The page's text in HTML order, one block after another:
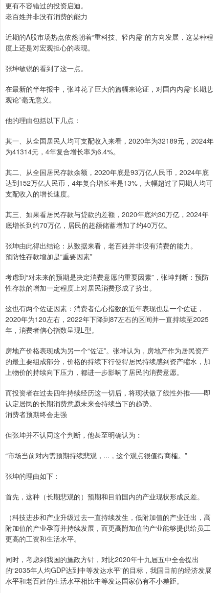
更有不容错过的投资启迪。
老百姓并非没有消费的能力
近期的A股市场热点依然朝着“重科技、轻内需”的方向发展，这某种程
度上还是对宏观担心的表现。
张坤敏锐的看到了这一点。
在最新的半年报中，张坤花了巨大的篇幅来论证，对国内内需“长期悲
观论”毫无意义。
他的理由包括以下几点：
其一、从全国居民人均可支配收入来看，2020年为32189元，2024年
为41314元，4年复合增长率为6.4%。
其二、从全国居民存款余额，2020年底是93万亿人民币，2024年底
达到152万亿人民币，4年复合增长率是13%，大幅超过了同期人均可
支配收入的增长速度。
其三、如果看居民存款与贷款的差额，2020年底约30万亿，2024年
底增长到约70万亿，居民的超额储蓄增加了约40万亿。
张坤由此得出结论：从数据来看，老百姓并非没有消费的能力。
预防性存款增加是“重要因素”
考虑到“对未来的预期是决定消费意愿的重要因素”，张坤判断：预防
性存款的增加一定程度上对居民消费形成了挤出。
这也有两个佐证因素：消费者信心指数的近年表现也是一个佐证，
2020年为120左右，2022年下降到87左右的区间并一直持续至2025
年，消费者信心指数呈现L型。
房地产价格表现成为另一个“佐证”。张坤认为，房地产作为居民资产
的最主要组成部分，价格的持续下行使得居民持续感到资产缩水，加
上物价的持续向下压力，都进一步影响了居民的消费意愿。
而投资者在过去四年持续经历这一切后，将现状做了线性外推——即
认定居民的长期消费意愿未来会持续当下的趋势。
消费者预期终会走强
但张坤并不认同这个判断，他甚至明确认为：
“市场当前对内需预期持续悲观，...，这个观点很值得商榷。”
张坤的理由如下：
首先，这种（长期悲观的）预期和目前国内的产业现状形成反差。
（科技进步和产业升级过去一直持续发生，低附加值的产业迁出，高
附加值的产业孕育并持续发展，而更高附加值的产业能够提供给员工
更高的工资和生活水平。
同时，考虑到我国的施政方针，对比2020年十九届五中全会提出
的“2035年人均GDP达到中等发达水平”的目标，我国目前的经济发展
水平和老百姓的生活水平相比中等发达国家仍有不小差距。